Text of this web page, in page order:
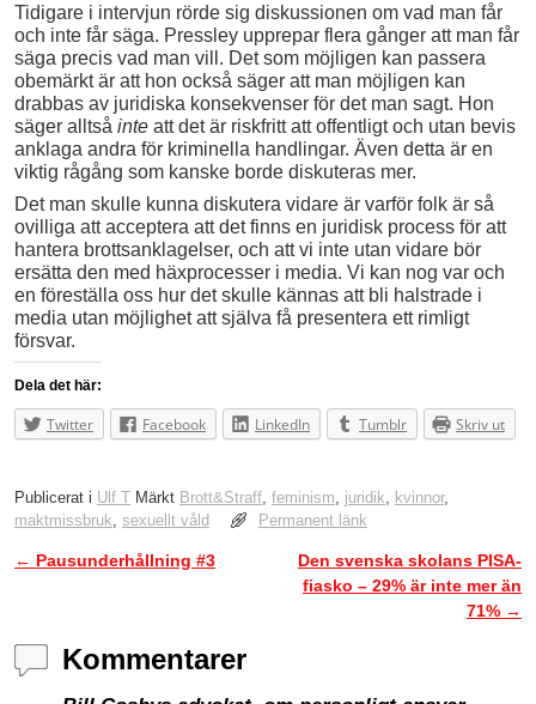
Tidigare i intervjun rörde sig diskussionen om vad man får
och inte får säga. Pressley upprepar flera gånger att man får
säga precis vad man vill. Det som möjligen kan passera
obemärkt är att hon också säger att man möjligen kan
drabbas av juridiska konsekvenser för det man sagt. Hon
säger alltså inte att det är riskfritt att offentligt och utan bevis
anklaga andra för kriminella handlingar. Även detta är en
viktig rågång som kanske borde diskuteras mer.
Det man skulle kunna diskutera vidare är varför folk är så
ovilliga att acceptera att det finns en juridisk process för att
hantera brottsanklagelser, och att vi inte utan vidare bör
ersätta den med häxprocesser i media. Vi kan nog var och
en föreställa oss hur det skulle kännas att bli halstrade i
media utan möjlighet att själva få presentera ett rimligt
försvar.
Dela det här:
Twitter Facebook LinkedIn Tumblr Skriv ut
Publicerat i Ulf T Märkt Brott&Straff feminism juridik kvinnor,
maktmissbruk sexuellt våld Permanent länk
Inläggsnavigering
← Pausunderhållning #3
Den svenska skolans PISA-
fiasko – 29% är inte mer än
71% →
Kommentarer